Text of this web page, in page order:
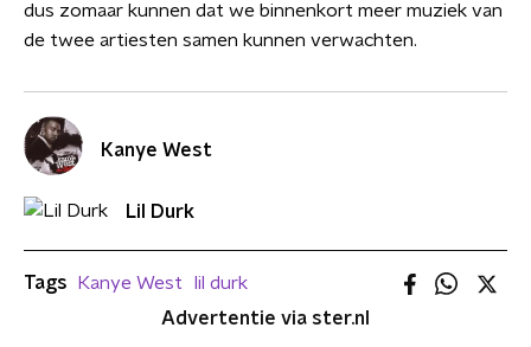
dus zomaar kunnen dat we binnenkort meer muziek van
de twee artiesten samen kunnen verwachten.
Kanye West
Lil Durk
Tags Kanye West
lil durk
Advertentie via ster.nl